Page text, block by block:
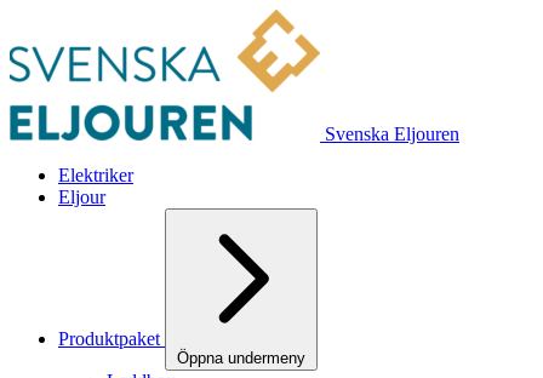
Svenska Eljouren
Elektriker
Eljour
Produktpaket
Öppna undermeny